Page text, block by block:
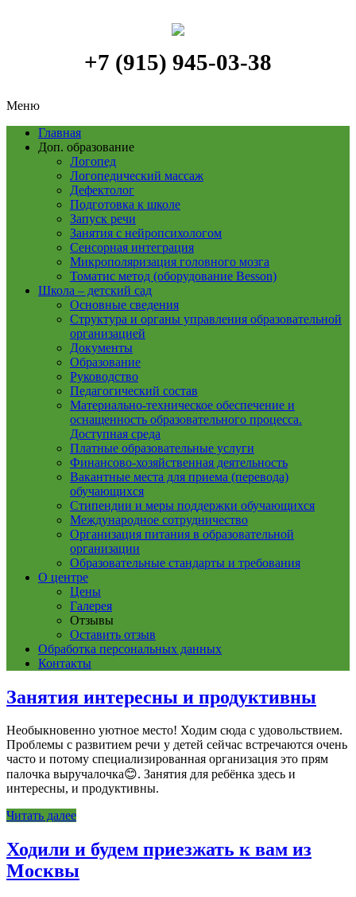
+7 (915) 945-03-38
Меню
Главная
Доп. образование
Логопед
Логопедический массаж
Дефектолог
Подготовка к школе
Запуск речи
Занятия с нейропсихологом
Сенсорная интеграция
Микрополяризация головного мозга
Томатис метод (оборудование Besson)
Школа – детский сад
Основные сведения
Структура и органы управления образовательной
организацией
Документы
Образование
Руководство
Педагогический состав
Материально-техническое обеспечение и
оснащенность образовательного процесса.
Доступная среда
Платные образовательные услуги
Финансово-хозяйственная деятельность
Вакантные места для приема (перевода)
обучающихся
Стипендии и меры поддержки обучающихся
Международное сотрудничество
Организация питания в образовательной
организации
Образовательные стандарты и требования
О центре
Цены
Галерея
Отзывы
Оставить отзыв
Обработка персональных данных
Контакты
Занятия интересны и продуктивны
Необыкновенно уютное место! Ходим сюда с удовольствием.
Проблемы с развитием речи у детей сейчас встречаются очень
часто и потому специализированная организация это прям
палочка выручалочка😊. Занятия для ребёнка здесь и
интересны, и продуктивны.
Читать далее
Ходили и будем приезжать к вам из
Москвы